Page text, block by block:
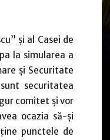
şi al Casei de
la simularea a
şi Securitate
securitatea
comitet şi vor
ocazia să-şi
punctele de